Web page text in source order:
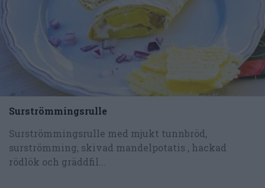
Surströmmingsrulle
Surströmmingsrulle med mjukt tunnbröd,
surströmming, skivad mandelpotatis , hackad
rödlök och gräddfil...